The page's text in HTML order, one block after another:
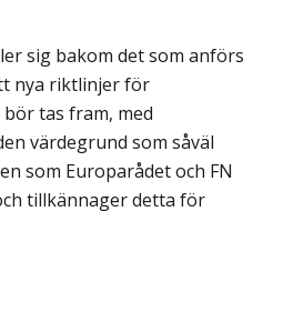
sig bakom det som anförs
nya riktlinjer för
tas fram, med
värdegrund som såväl
som Europarådet och FN
tillkännager detta för